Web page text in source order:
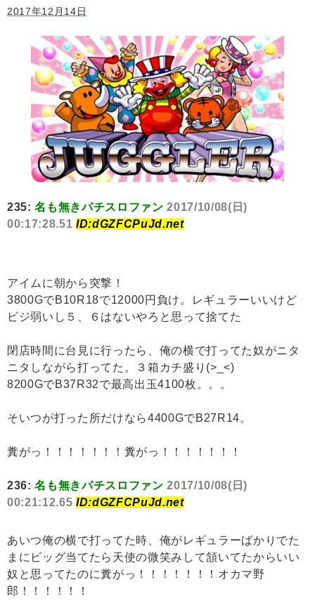
2017年12月14日
235:名も無きパチスロファン 2017/10/08(日)
00:17:28.51 ID:dGZFCPuJd.net
アイムに朝から突撃！
3800GでB10R18で12000円負け。レギュラーいいけど
ビジ弱いし５、６はないやろと思って捨てた
閉店時間に台見に行ったら、俺の横で打ってた奴がニタ
ニタしながら打ってた。３箱カチ盛り(>_<)
8200GでB37R32で最高出玉4100枚。。。
そいつが打った所だけなら4400GでB27R14。
糞がっ！！！！！！！糞がっ！！！！！！！
236:名も無きパチスロファン 2017/10/08(日)
00:21:12.65 ID:dGZFCPuJd.net
あいつ俺の横で打ってた時、俺がレギュラーばかりでた
まにビッグ当てたら天使の微笑みして頷いてたからいい
奴と思ってたのに糞がっ！！！！！！！オカマ野
郎！！！！！！